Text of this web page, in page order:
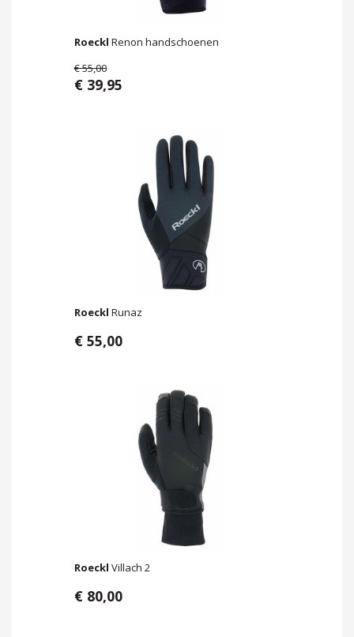
Roeckl Renon handschoenen
€ 55,00
€ 39,95
Roeckl Runaz
€ 55,00
Roeckl Villach 2
€ 80,00